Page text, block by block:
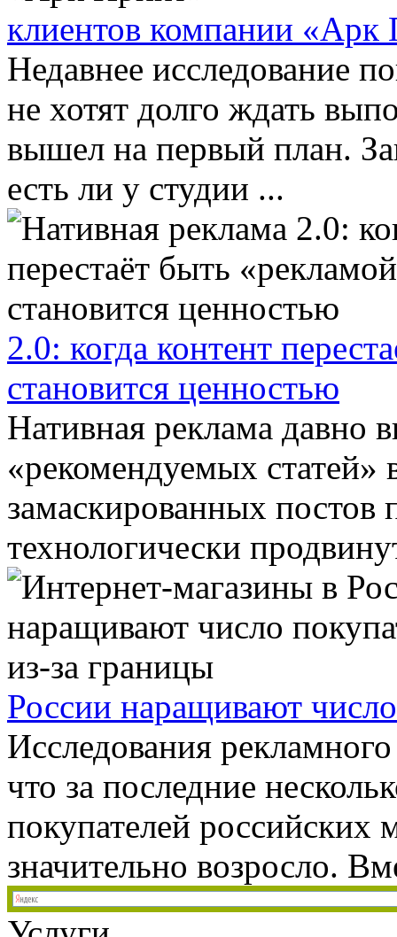
клиентов компании «Арк
Недавнее исследование
не хотят долго ждать
вышел на первый план.
есть ли у студии ...
2.0: когда контент
становится ценностью
Нативная реклама давно
«рекомендуемых статей»
замаскированных постов
технологически
России наращивают
Исследования
что за последние
покупателей российских
значительно возросло.